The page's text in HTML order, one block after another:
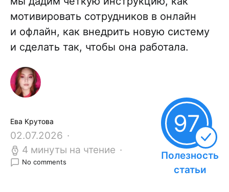
мотивировать сотрудников в онлайн
и офлайн, как внедрить новую систему
и сделать так, чтобы она работала.
Ева Крутова
02.07.2026
4 минуты на чтение
No comments
97
Полезность
статьи